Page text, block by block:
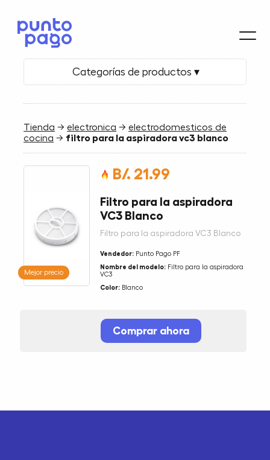
Categorías de productos ▾
Tienda →electronica →electrodomesticos de
cocina → filtro para la aspiradora vc3 blanco
Mejor precio
B/. 21.99
Filtro para la aspiradora
VC3 Blanco
Filtro para la aspiradora VC3 Blanco
Vendedor: Punto Pago PF
Nombre del modelo: Filtro para la aspiradora
VC3
Color: Blanco
Comprar ahora